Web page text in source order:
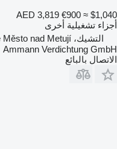
AED 3,819 €900 ≈ $1,040
أجزاء تشغيلية أخرى
التشيك، Nové Město nad Metují
Ammann Verdichtung GmbH
الاتصال بالبائع